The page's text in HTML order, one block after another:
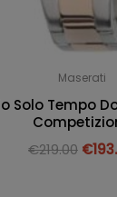
Maserati
Solo Tempo
€219.00 €